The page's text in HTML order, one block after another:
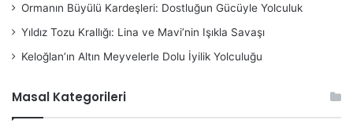
Ormanın Büyülü Kardeşleri: Dostluğun Gücüyle Yolculuk
Yıldız Tozu Krallığı: Lina ve Mavi’nin Işıkla Savaşı
Keloğlan’ın Altın Meyvelerle Dolu İyilik Yolculuğu
Masal Kategorileri